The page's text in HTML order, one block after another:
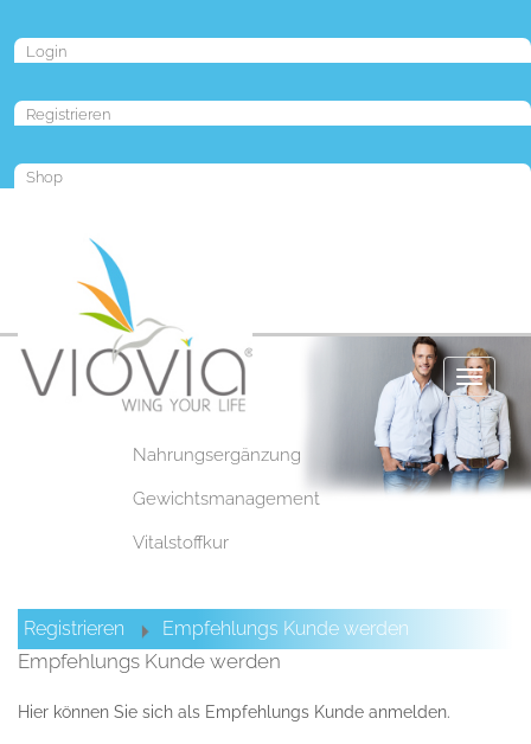
Login
Registrieren
Shop
Toggle
Nahrungsergänzung
Gewichtsmanagement
Vitalstoffkur
Registrieren Empfehlungs Kunde werden
Empfehlungs Kunde werden
Hier können Sie sich als Empfehlungs Kunde anmelden.